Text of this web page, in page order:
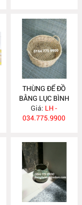
THÙNG ĐỂ ĐỒ
BẰNG LỤC BÌNH
SG18
Giá: LH -
034.775.9900